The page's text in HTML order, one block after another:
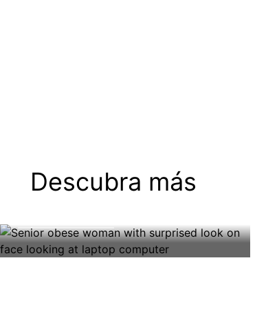
Descubra más
Imagemedidas tempranas para prevenir o
retrasar la diabetes hoy con nuestra